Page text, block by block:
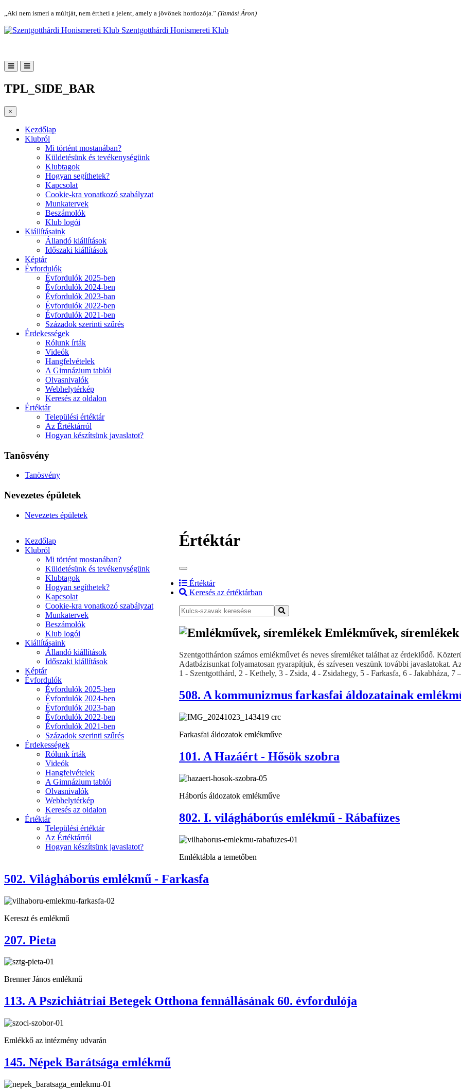
„Aki nem ismeri a múltját, nem értheti a jelent, amely a jövőnek hordozója.” (Tamási Áron)
Szentgotthárdi Honismereti Klub
TPL_SIDE_BAR
×
Kezdőlap
Klubról
Mi történt mostanában?
Küldetésünk és tevékenységünk
Klubtagok
Hogyan segíthetek?
Kapcsolat
Cookie-kra vonatkozó szabályzat
Munkatervek
Beszámolók
Klub logói
Kiállításaink
Állandó kiállítások
Időszaki kiállítások
Képtár
Évfordulók
Évfordulók 2025-ben
Évfordulók 2024-ben
Évfordulók 2023-ban
Évfordulók 2022-ben
Évfordulók 2021-ben
Századok szerinti szűrés
Érdekességek
Rólunk írták
Videók
Hangfelvételek
A Gimnázium tablói
Olvasnivalók
Webhelytérkép
Keresés az oldalon
Értéktár
Települési értéktár
Az Értéktárról
Hogyan készítsünk javaslatot?
Tanösvény
Tanösvény
Nevezetes épületek
Nevezetes épületek
Kezdőlap
Klubról
Mi történt mostanában?
Küldetésünk és tevékenységünk
Klubtagok
Hogyan segíthetek?
Kapcsolat
Cookie-kra vonatkozó szabályzat
Munkatervek
Beszámolók
Klub logói
Kiállításaink
Állandó kiállítások
Időszaki kiállítások
Képtár
Évfordulók
Évfordulók 2025-ben
Évfordulók 2024-ben
Évfordulók 2023-ban
Évfordulók 2022-ben
Évfordulók 2021-ben
Századok szerinti szűrés
Érdekességek
Rólunk írták
Videók
Hangfelvételek
A Gimnázium tablói
Olvasnivalók
Webhelytérkép
Keresés az oldalon
Értéktár
Települési értéktár
Az Értéktárról
Hogyan készítsünk javaslatot?
Értéktár
Értéktár
Keresés az értéktárban
Emlékművek, síremlékek
Szentgotthárdon számos emlékművet és neves síremléket találhat az érdeklődő.
Adatbázisunkat folyamatosan gyarapítjuk, és szívesen veszünk további javaslatokat.
1 - Szentgotthárd, 2 - Kethely, 3 - Zsida, 4 - Zsidahegy, 5 - Farkasfa, 6 - Jakabháza,
508. A kommunizmus farkasfai áldozatainak
Farkasfai áldozatok emlékműve
101. A Hazáért - Hősök szobra
Háborús áldozatok emlékműve
802. I. világháborús emlékmű - Rábafüzes
Emléktábla a temetőben
502. Világháborús emlékmű - Farkasfa
Kereszt és emlékmű
207. Pieta
Brenner János emlékmű
113. A Pszichiátriai Betegek Otthona fennállásának 60. évfordulója
Emlékkő az intézmény udvarán
145. Népek Barátsága emlékmű